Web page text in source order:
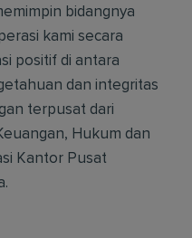
bidangnya
kami secara
positif di antara
dan integritas
terpusat dari
Hukum dan
Kantor Pusat